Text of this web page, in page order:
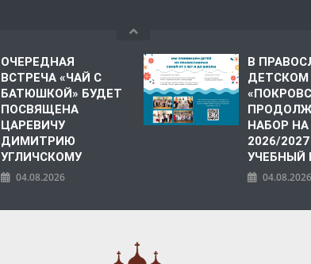
ОЧЕРЕДНАЯ
ВСТРЕЧА «ЧАЙ С
БАТЮШКОЙ» БУДЕТ
ПОСВЯЩЕНА
ЦАРЕВИЧУ
ДИМИТРИЮ
УГЛИЧСКОМУ
04.08.2026
В
ДЕТСКОМ
НАБОР
2026/2027
УЧЕБНЫЙ
04.08.2026